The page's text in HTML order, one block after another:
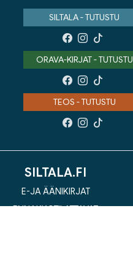
SILTALA - TUTUSTU
ORAVA-KIRJAT - TUTUSTU
TEOS - TUTUSTU
SILTALA.FI
E-JA ÄÄNIKIRJAT
ENNAKKOTILATTAVAT